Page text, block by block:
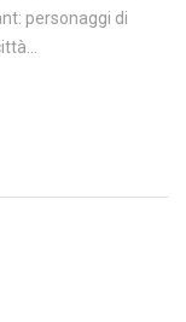
personaggi di